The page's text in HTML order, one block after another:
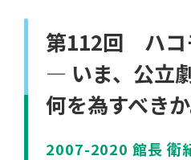
第112回 ハコ
― いま、公立
何を為すべきか
2007-2020 館長 衛